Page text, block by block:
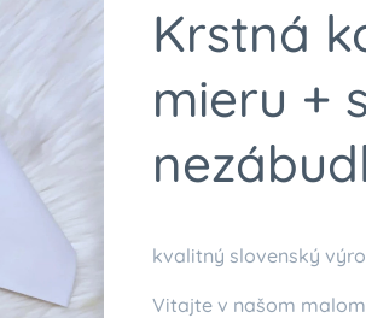
Krstná
mieru +
kvalitný slovenský
Vitajte v našom